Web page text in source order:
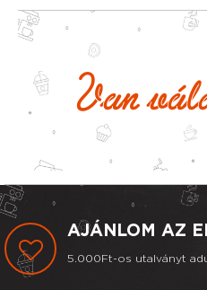
Van
AJÁNLOM AZ
5.000Ft-os utalványt